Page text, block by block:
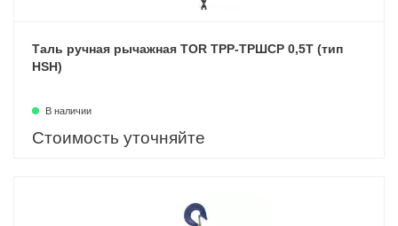
Таль ручная рычажная TOR ТРР-ТРШСР 0,5Т (тип
HSH)
В наличии
Стоимость уточняйте